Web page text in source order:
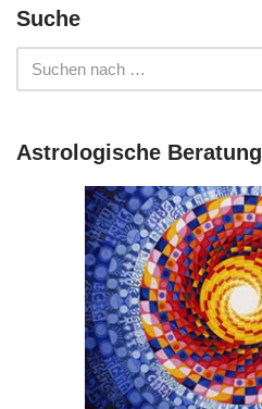
Suche
Astrologische Beratung